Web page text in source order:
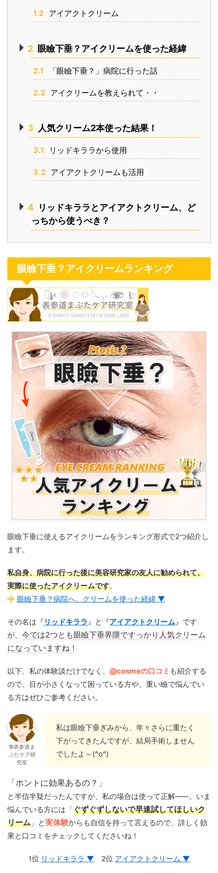
1.2 アイアクトクリーム
2 眼瞼下垂？アイクリームを使った経緯
2.1 「眼瞼下垂？」病院に行った話
2.2 アイクリームを教えられて・・
3 人気クリーム2本使った結果！
3.1 リッドキララから使用
3.2 アイアクトクリームも活用
4
リッドキララとアイアクトクリーム、ど
っちから使うべき？
眼瞼下垂？アイクリームランキング
眼瞼下垂に使えるアイクリームをランキング形式で2つ紹介し
ます。
私自身、病院に行った後に美容研究家の友人に勧められて、
実際に使ったアイクリームです。
眼瞼下垂？病院へ。クリームを使った経緯 ▼
その名は『 リッドキララ』と『アイアクトクリーム』です
が、 今では2つとも眼瞼下垂界隈ですっかり人気クリーム
になっていますね！
以下、私の体験談だけでなく、 @cosmeの口コミ も紹介する
ので、目が小さくなって困っている方や、重い瞼で悩んでい
る方はぜひご参考ください。
©表参道ま
ぶたケア研
究室
私は眼瞼下垂ぎみから、年々さらに重たく
下がってきたんですが、結局手術しません
でしたよ～(^o^)
「ホントに効果あるの？」
と半信半疑だったんですが、私の場合は使って正解——。いま
悩んでいる方には「ぐずぐずしないで早速試してほしいク
リーム 」と実体験からも自信を持って言えるので、詳しく効
果と口コミをチェックしてくださいね！
1位 リッドキララ ▼ 2位 アイアクトクリーム ▼